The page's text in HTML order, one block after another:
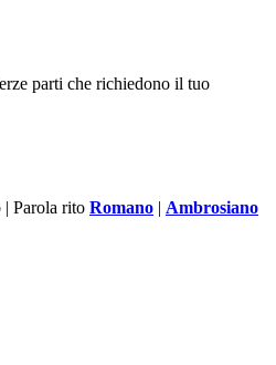
parti che richiedono il tuo
| Parola rito Romano | Ambrosiano